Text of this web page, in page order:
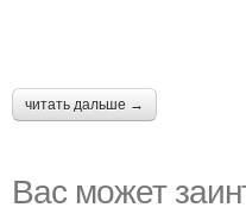
читать дальше →
Вас может